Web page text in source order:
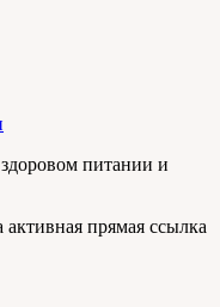
питании и
прямая ссылка